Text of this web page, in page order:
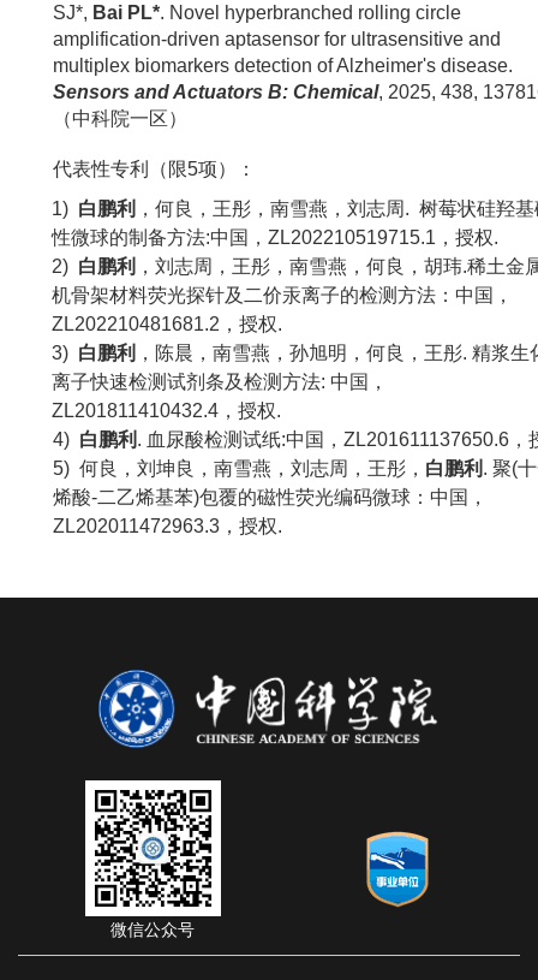
SJ*, Bai PL*. Novel hyperbranched rolling circle
amplification-driven aptasensor for ultrasensitive and
multiplex biomarkers detection of Alzheimer's disease.
Sensors and Actuators B: Chemical, 2025, 438,
（中科院一区）
代表性专利（限5项）：
1) 白鹏利 ，何良，王彤，南雪燕，刘志周 . 树莓状硅羟基
性微球的制备方法:中国，ZL202210519715.1 ， 授权.
2) 白鹏利 ，刘志周，王彤，南雪燕，何良，胡玮.稀土金
机骨架材料荧光探针及二价汞离子的检测方法：中国，
ZL202210481681.2 ， 授权.
3) 白鹏利 ， 陈晨 ， 南雪燕 ， 孙旭明 ， 何良 ， 王彤. 精浆生
离子快速检测试剂条及检测方法: 中国，
ZL201811410432.4， 授权.
4) 白鹏利 . 血尿酸检测试纸:中国， ZL201611137650.6 ，
5) 何良，刘坤良，南雪燕，刘志周，王彤， 白鹏利 . 聚(
烯酸-二乙烯基苯)包覆的磁性荧光编码微球：中国，
ZL202011472963.3 ，授权.
微信公众号